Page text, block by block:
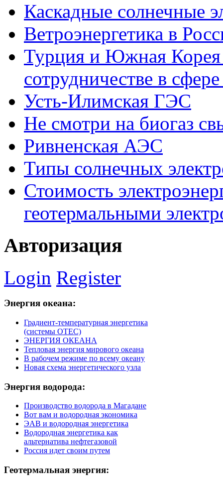
Каскадные солнечные
Ветроэнергетика в
Турция и Южная Корея
сотрудничестве в
Усть-Илимская ГЭС
Не смотри на биогаз
Ривненская АЭС
Типы солнечных
Стоимость
геотермальными
Авторизация
Login Register
Энергия океана:
Градиент-температурная энергетика
(системы ОТЕС)
ЭНЕРГИЯ ОКЕАНА
Тепловая энергия мирового океана
В рабочем режиме по всему океану
Новая схема энергетического узла
Энергия водорода:
Производство водорода в Магадане
Вот вам и водородная экономика
ЭАВ и водородная энергетика
Водородная энергетика как
альтернатива нефтегазовой
Россия идет своим путем
Геотермальная энергия: